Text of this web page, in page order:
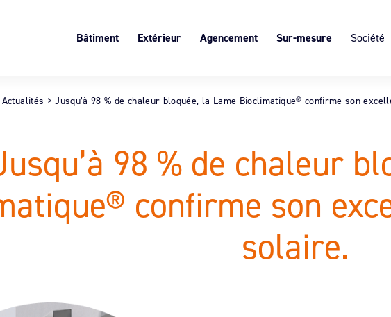
Bâtiment Extérieur Agencement
Décor suspendu
Sur-mesure Société
Actualités >Jusqu’à 98 % de chaleur bloquée, la Lame Bioclimatique® confirme son
98 % de chaleur
confirme son
solaire.